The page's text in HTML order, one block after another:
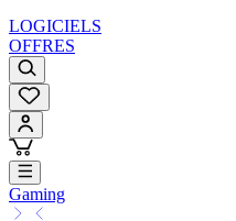
LOGICIELS
OFFRES
Gaming